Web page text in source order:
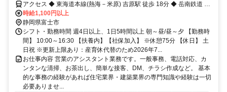
アクセス ◆ 東海道本線(熱海－米原) 吉原駅 徒歩 18分 ◆ 岳南鉄道 吉
原駅 徒歩 18分 ◆ 岳南鉄道 比奈駅 車 5分 ◆ 岳南鉄道 岳南富士岡駅
車 6分 ◆ 岳南鉄道 須津駅 車 9分
時給1,100円以上
静岡県富士市
シフト・勤務時間 週4日以上、1日5時間以上 朝～昼/昼～夕 【勤務時
間】 10:00～16:30 【扶養内】【社保加入】 ※休憩75分 【休日】 土
日祝 ※更新上限あり：産育休代替のため2026年7...
お仕事内容 営業のアシスタント業務です。一般事務、電話対応、カ
ンタンな清掃、お茶出し、簡単な接客、DM、チラシ作成など。 基本
的な事務の経験があれば住宅業界・建築業界の専門知識や経験は一切
必要ありませ...